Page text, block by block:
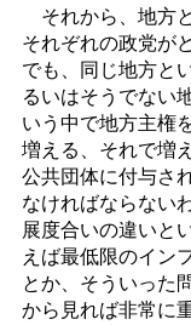
それから、地方
それぞれの政党が
でも、同じ地方と
るいはそうでない
いう中で地方主権
増える、それで増
公共団体に付与さ
なければならない
展度合いの違いと
えば最低限のイン
とか、そういった
から見れば非常に